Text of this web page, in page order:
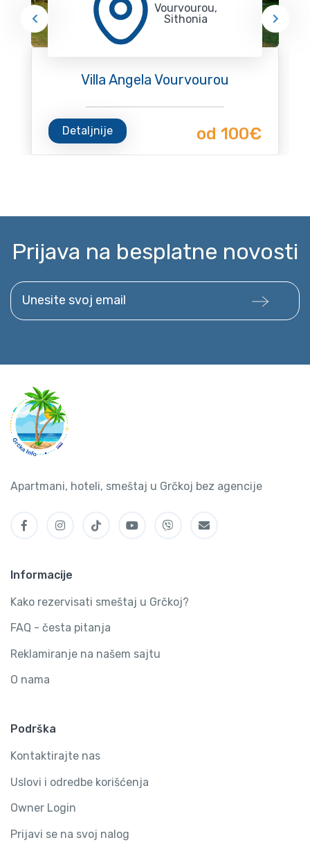
Vourvourou,
Sithonia
Villa Angela Vourvourou
Detaljnije od 100€
Prijava na besplatne novosti
Unesite svoj email
Apartmani, hoteli, smeštaj u Grčkoj bez agencije
Informacije
Kako rezervisati smeštaj u Grčkoj?
FAQ - česta pitanja
Reklamiranje na našem sajtu
O nama
Podrška
Kontaktirajte nas
Uslovi i odredbe korišćenja
Owner Login
Prijavi se na svoj nalog